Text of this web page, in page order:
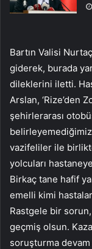
Bartın Valisi
giderek, burada
dileklerini iletti.
Arslan, ‘Rize’den
şehirlerarası
vazifeliler ile
yolcuları
Birkaç tane hafif
emelli kimi
Rastgele bir
geçmiş olsun.
soruşturma devam